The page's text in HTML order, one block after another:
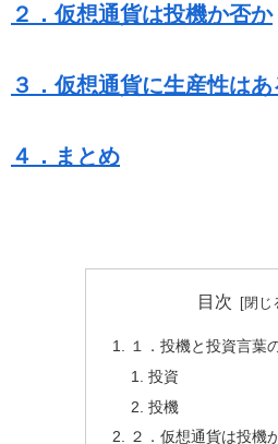
２．仮想通貨は投機か否か
３．仮想通貨に生産性はあ
４．まとめ
目次
１．投機と投資言葉
投資
投機
２．仮想通貨は投機